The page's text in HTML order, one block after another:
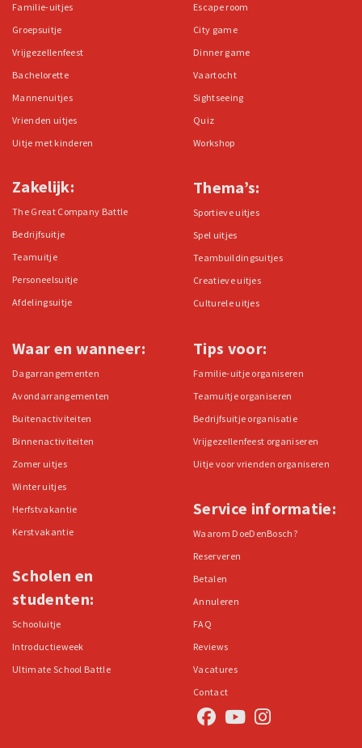
Familie-uitjes
Groepsuitje
Vrijgezellenfeest
Bachelorette
Mannenuitjes
Vrienden uitjes
Uitje met kinderen
Zakelijk:
The Great Company Battle
Bedrijfsuitje
Teamuitje
Personeelsuitje
Afdelingsuitje
Escape room
City game
Dinner game
Vaartocht
Sightseeing
Quiz
Workshop
Thema’s:
Sportieve uitjes
Spel uitjes
Teambuildingsuitjes
Creatieve uitjes
Culturele uitjes
Waar en wanneer:
Dagarrangementen
Avondarrangementen
Buitenactiviteiten
Binnenactiviteiten
Zomer uitjes
Winter uitjes
Herfstvakantie
Kerstvakantie
Scholen en
studenten:
Schooluitje
Introductieweek
Ultimate School Battle
Tips voor:
Familie-uitje organiseren
Teamuitje organiseren
Bedrijfsuitje organisatie
Vrijgezellenfeest organiseren
Uitje voor vrienden organiseren
Service informatie:
Waarom DoeDenBosch?
Reserveren
Betalen
Annuleren
FAQ
Reviews
Vacatures
Contact